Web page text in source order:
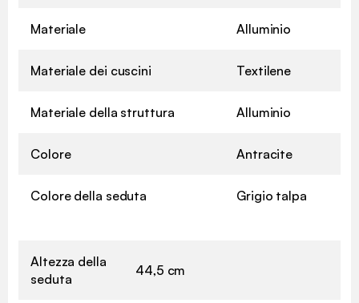
Materiale Alluminio
Materiale dei cuscini Textilene
Materiale della struttura Alluminio
Colore Antracite
Colore della seduta Grigio talpa
Altezza della
seduta
44,5 cm